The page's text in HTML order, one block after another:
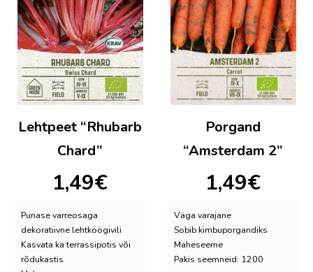
Lehtpeet “Rhubarb
Chard”
1,49€
Punase varreosaga
dekoratiivne lehtköögivili
Kasvata ka terrassipotis või
rõdukastis
Porgand
“Amsterdam 2”
1,49€
Väga varajane
Sobib kimbuporgandiks
Maheseeme
Pakis seemneid: 1200